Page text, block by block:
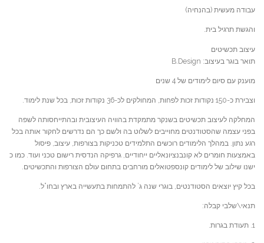
עבודה מעשית (בהנחיה)
והגשת תרגיל בית.
עיצוב תכשיטים
תואר בוגר בעיצוב: B.Design
מוענק עם סיום לימודים של 4 שנים
וצבירת כ-150 נקודות זכות לפחות, המחולקים לכ-36 נקודות זכות, בכל שנת לימוד.
המחלקה לעיצוב תכשיטים בשנקר מתמקדת בהוויה העיצובית ובהתייחסותה לשפה
בפני עצמה שהסטודנטים מחוייבים לשלוט בה ולשם כך הם נדרשים לחקור אותה בכל
רגע נתון. במהלך הלימודים רוכשים התלמידים טכניקות בצורפות, עיצוב, פיסול
באמצעות חומרים לא קונבנציונאליים ייחודיים, גרפיקה הנדסית רישום טכני ועוד. כמו כ
ישנו שילוב של לימודים קונספטואלים מורחבים בתחום עולם הצורפות והתכשיטים.
בכל קיץ יוצאים הסטודנטים, בוגרי שנה ג’ להתמחות בתעשייה בארץ ובחו”ל.
תנאי\שלבי קבלה:
1. תעודת בגרות.